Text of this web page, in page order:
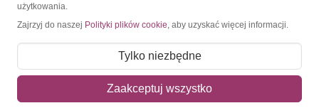
Moje konto
Moje zamówienia
Mój koszyk
Adres dostawy
użytkowania.
Zajrzyj do naszej Polityki plików cookie, aby uzyskać więcej informacji.
Tylko niezbędne
Zaakceptuj wszystko